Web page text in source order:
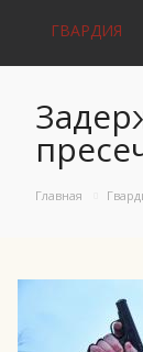
ГВАРДИЯ
Главная